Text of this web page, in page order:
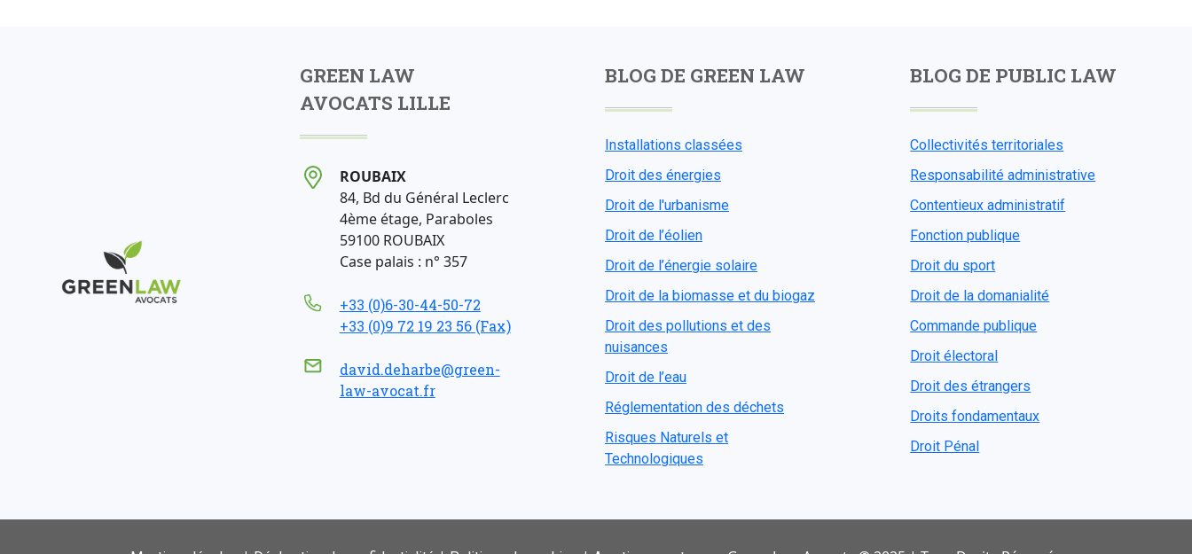
GREEN LAW
AVOCATS LILLE
ROUBAIX
84, Bd du Général Leclerc
4ème étage, Paraboles
59100 ROUBAIX
Case palais : n° 357
+33 (0)6-30-44-50-72
+33 (0)9 72 19 23 56 (Fax)
david.deharbe@green-
law-avocat.fr
BLOG DE GREEN LAW
Installations classées
Droit des énergies
Droit de l'urbanisme
Droit de l’éolien
Droit de l’énergie solaire
Droit de la biomasse et du biogaz
Droit des pollutions et des
nuisances
Droit de l’eau
Réglementation des déchets
Risques Naturels et
Technologiques
BLOG DE PUBLIC LAW
Collectivités territoriales
Responsabilité administrative
Contentieux administratif
Fonction publique
Droit du sport
Droit de la domanialité
Commande publique
Droit électoral
Droit des étrangers
Droits fondamentaux
Droit Pénal